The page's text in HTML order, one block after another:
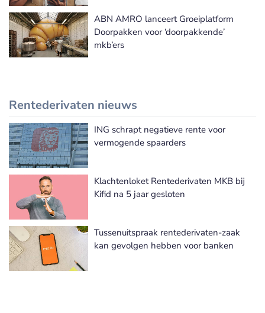
ABN AMRO lanceert Groeiplatform
Doorpakken voor ‘doorpakkende’
mkb’ers
Rentederivaten nieuws
Meer Rentederivaten nieuws
ING schrapt negatieve rente voor
vermogende spaarders
Klachtenloket Rentederivaten MKB bij
Kifid na 5 jaar gesloten
Tussenuitspraak rentederivaten-zaak
kan gevolgen hebben voor banken